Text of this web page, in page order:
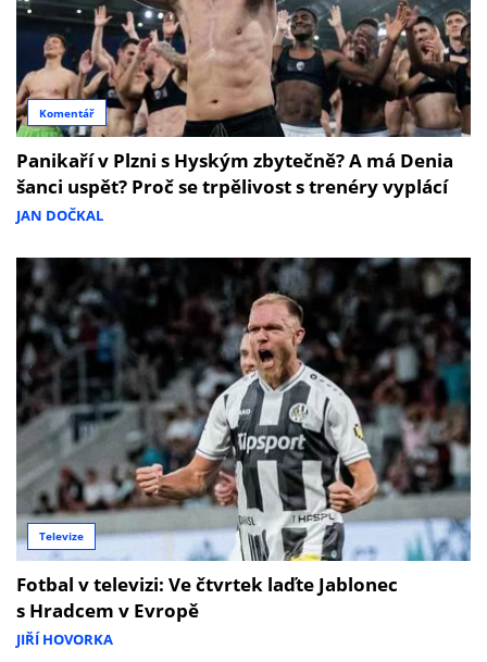
Komentář
Panikaří v Plzni s Hyským zbytečně? A má Denia
šanci uspět? Proč se trpělivost s trenéry vyplácí
JAN DOČKAL
Televize
Fotbal v televizi: Ve čtvrtek laďte Jablonec
s Hradcem v Evropě
JIŘÍ HOVORKA